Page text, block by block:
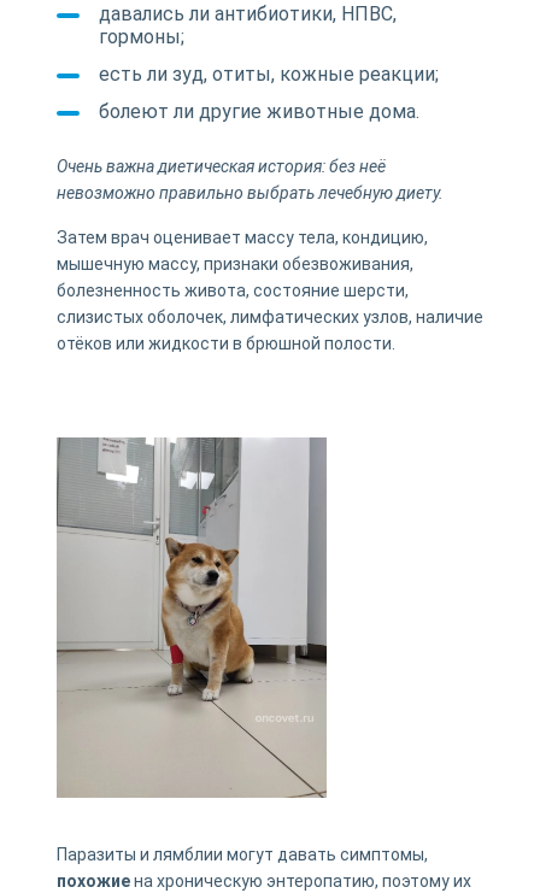
давались ли антибиотики, НПВС,
гормоны;
есть ли зуд, отиты, кожные реакции;
болеют ли другие животные дома.
Очень важна диетическая история: без неё
невозможно правильно выбрать лечебную диету.
Затем врач оценивает массу тела, кондицию,
мышечную массу, признаки обезвоживания,
болезненность живота, состояние шерсти,
слизистых оболочек, лимфатических узлов, наличие
отёков или жидкости в брюшной полости.
Паразиты и лямблии могут давать симптомы,
похожиена хроническую энтеропатию, поэтому их